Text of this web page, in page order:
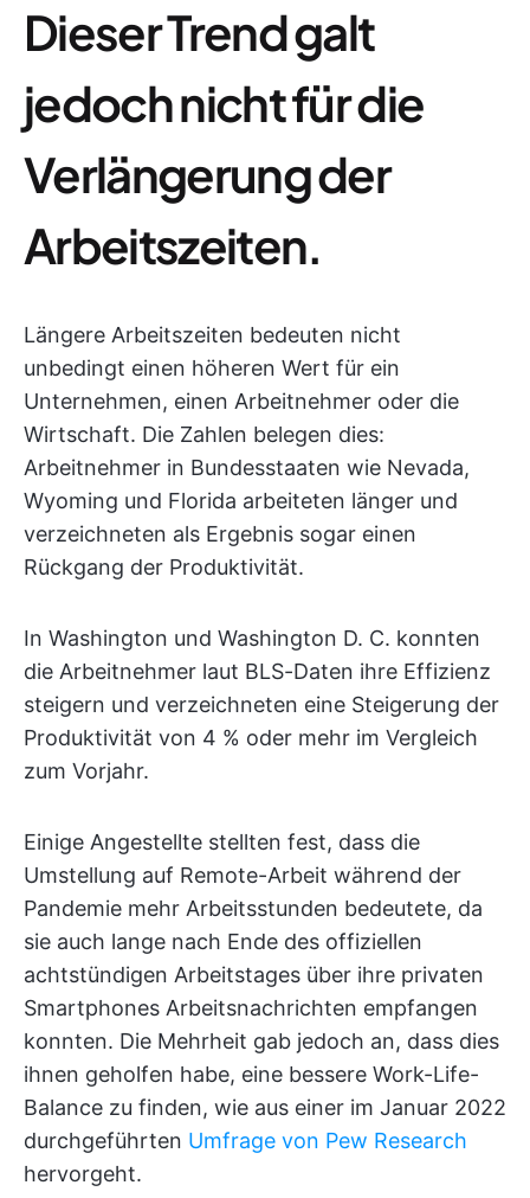
Dieser Trend galt
jedoch nicht für die
Verlängerung der
Arbeitszeiten.
Längere Arbeitszeiten bedeuten nicht
unbedingt einen höheren Wert für ein
Unternehmen, einen Arbeitnehmer oder die
Wirtschaft. Die Zahlen belegen dies:
Arbeitnehmer in Bundesstaaten wie Nevada,
Wyoming und Florida arbeiteten länger und
verzeichneten als Ergebnis sogar einen
Rückgang der Produktivität.
In Washington und Washington D. C. konnten
die Arbeitnehmer laut BLS-Daten ihre Effizienz
steigern und verzeichneten eine Steigerung der
Produktivität von 4 % oder mehr im Vergleich
zum Vorjahr.
Einige Angestellte stellten fest, dass die
Umstellung auf Remote-Arbeit während der
Pandemie mehr Arbeitsstunden bedeutete, da
sie auch lange nach Ende des offiziellen
achtstündigen Arbeitstages über ihre privaten
Smartphones Arbeitsnachrichten empfangen
konnten. Die Mehrheit gab jedoch an, dass dies
ihnen geholfen habe, eine bessere Work-Life-
Balance zu finden, wie aus einer im Januar 2022
durchgeführten Umfrage von Pew Research
hervorgeht.